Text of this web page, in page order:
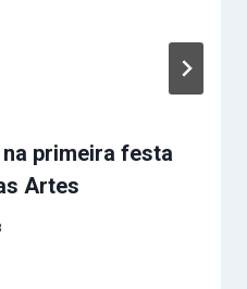
primeira festa
Artes